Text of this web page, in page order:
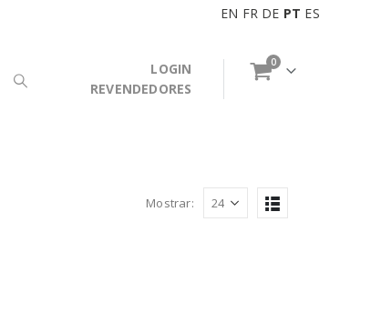
EN FR DE PT ES
LOGIN
REVENDEDORES
0
Mostrar: